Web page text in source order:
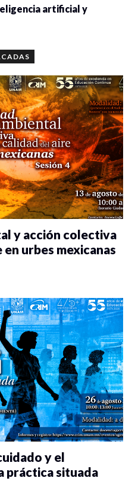
artificial y
y acción colectiva
urbes mexicanas
y el
práctica situada